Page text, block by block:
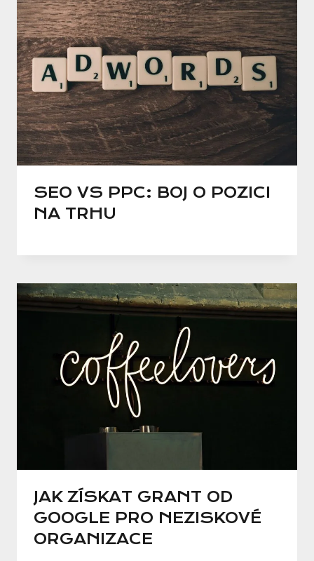
SEO VS PPC: BOJ O POZICI
NA TRHU
JAK ZÍSKAT GRANT OD
GOOGLE PRO NEZISKOVÉ
ORGANIZACE